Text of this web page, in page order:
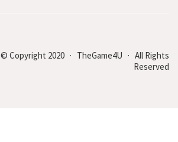
© Copyright 2020 · TheGame4U · All Rights
Reserved